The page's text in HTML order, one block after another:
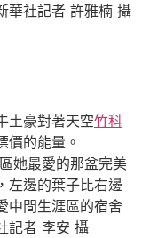
華社記者 許雅楠 攝
土豪對著天空竹科
價的能量。
她最愛的那盆完美
左邊的葉子比右邊
中間生涯區的宿舍
記者 李安 攝